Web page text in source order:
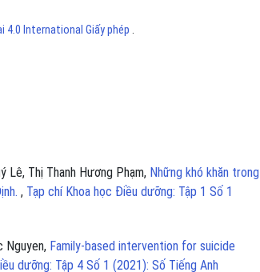
International Giấy phép .
Lê, Thị Thanh Hương Phạm, Những khó khăn trong
, Tạp chí Khoa học Điều dưỡng: Tập 1 Số 1
Nguyen, Family-based intervention for suicide
dưỡng: Tập 4 Số 1 (2021): Số Tiếng Anh